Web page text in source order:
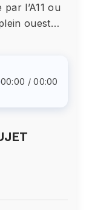
l’A11 ou
ouest…
00:00 / 00:00